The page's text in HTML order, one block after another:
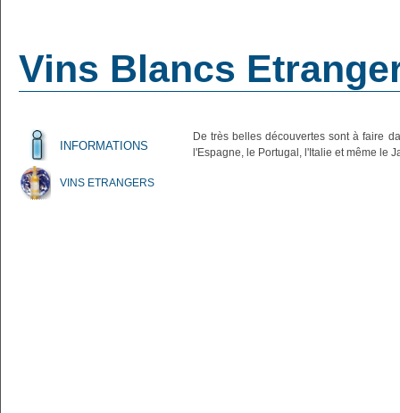
Vins Blancs
INFORMATIONS
VINS ETRANGERS
De très belles découvertes sont à faire
l'Espagne, le Portugal, l'Italie et même le